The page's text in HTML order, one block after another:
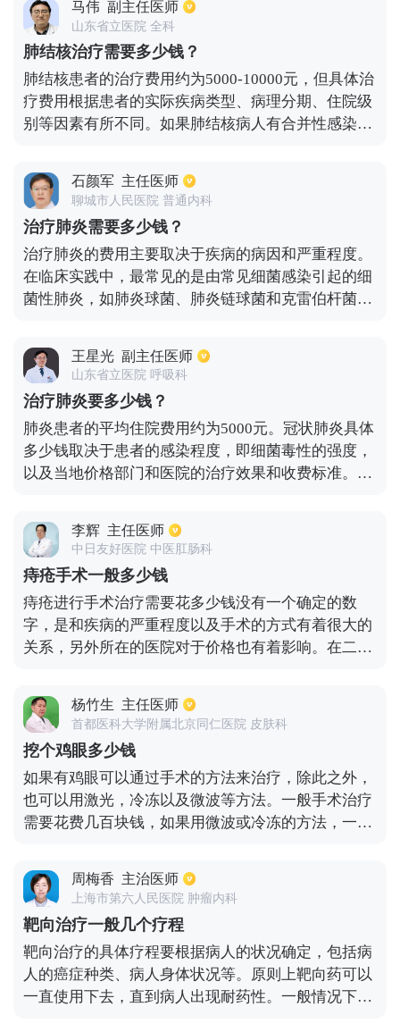
比普通病房贵得多。通常是几千元到一万元。情况不
同，价格也不同，所以很难做出具体的价格估计。
马伟 副主任医师
山东省立医院 全科
肺结核治疗需要多少钱？
肺结核患者的治疗费用约为5000-10000元，但具体治
疗费用根据患者的实际疾病类型、病理分期、住院级
别等因素有所不同。如果肺结核病人有合并性感染或
增加。肺结核病人的治疗费用主要包括检测费用、药
品费用、住院费用等项目。检测费用主要包括痰结核
菌培养、血检、影像检查等。大约费用是2000-3000
元。药物治疗费用通常由抗结核菌、保肝药物、糖皮
质激素药物等组成。抗结核疗程一般需要持续治疗6
个月以上，费用约3000-4000元。具体治疗费用建议
可咨询主治医生。
石颜军 主任医师
聊城市人民医院 普通内科
治疗肺炎需要多少钱？
治疗肺炎的费用主要取决于疾病的病因和严重程度。
在临床实践中，最常见的是由常见细菌感染引起的细
菌性肺炎，如肺炎球菌、肺炎链球菌和克雷伯杆菌。
菌感染引起的肺炎，费用可能会增加，因为疗程相对
较长，可能达到1-2个月，大约需要1-2万元。对于由
结核分枝杆菌感染引起的结核病，即干酪样肺炎，需
要花费大约10，000元，因为治疗周期可能达到0.5年
甚至1年以上的时期。
王星光 副主任医师
山东省立医院 呼吸科
治疗肺炎要多少钱？
肺炎患者的平均住院费用约为5000元。冠状肺炎具体
多少钱取决于患者的感染程度，即细菌毒性的强度，
以及当地价格部门和医院的治疗效果和收费标准。住
还包括床位费、护理费、诊疗费、检查费和其他费
用。但是，住院有医疗保险，会报销很多费用，而社
区只有药物和注射等费用，而且价格相对较低。如果
是较严重的肺部感染，或建议住院系统治疗，可以更
有效地治疗疾病，防止反复肺炎和不完全治疗引起的
慢性肺炎。
李辉 主任医师
中日友好医院 中医肛肠科
痔疮手术一般多少钱
痔疮进行手术治疗需要花多少钱没有一个确定的数
字，是和疾病的严重程度以及手术的方式有着很大的
关系，另外所在的医院对于价格也有着影响。在二级
费用可能是7000元左右。在三级医院价格会稍微贵一
点，普通的手术则需要7000元，微创手术则大概在
9000元左右。对于混合痔手术也需要8000到1万元不
等，如果是微创手术的话，费用可能会再增加2000
多，具体根据医院收费情况来决定。
杨竹生 主任医师
首都医科大学附属北京同仁医院 皮肤科
挖个鸡眼多少钱
如果有鸡眼可以通过手术的方法来治疗，除此之外，
也可以用激光，冷冻以及微波等方法。一般手术治疗
需要花费几百块钱，如果用微波或冷冻的方法，一般
况都适合用上述介绍这些方法的，也可以用药物来治
疗，比如涂抹一些鸡眼软膏或贴鸡眼膏等，这个费用
在几十块钱。等鸡眼彻底从我们体内拔出后，就可以
停止使用了。之所以会有鸡眼，大部分都是因为走路
的时候，经常受到挤压和摩擦导致的。患有鸡眼之
后，会有很明显的压痛，一定要将鸡眼和跖疣区分
开，跖疣主要是因为病毒感染导致的，它非常粗糙，
周梅香 主治医师
上海市第六人民医院 肿瘤内科
靶向治疗一般几个疗程
靶向治疗的具体疗程要根据病人的状况确定，包括病
人的癌症种类、病人身体状况等。原则上靶向药可以
一直使用下去，直到病人出现耐药性。一般情况下，